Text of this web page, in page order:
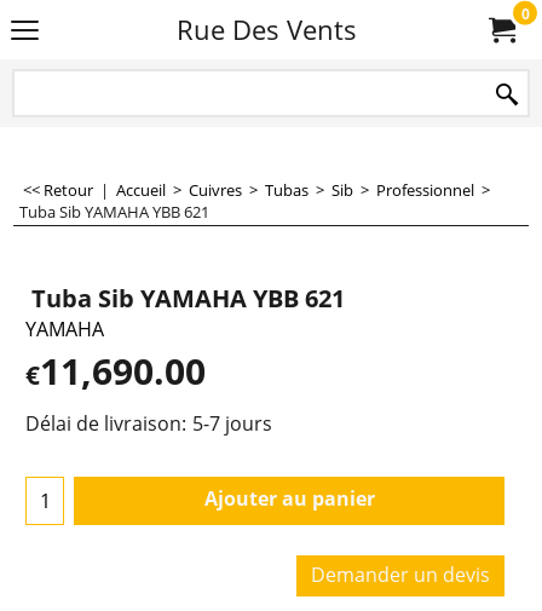
Rue Des Vents 0
<< Retour | Accueil > Cuivres > Tubas > Sib > Professionnel >
Tuba Sib YAMAHA YBB 621
Tuba Sib YAMAHA YBB 621
YAMAHA
€11,690.00
Délai de livraison: 5-7 jours
Ajouter au panier
Demander un devis